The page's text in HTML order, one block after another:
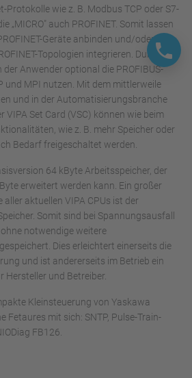
Protokolle wie z. B. Modbus TCP oder S7-
„MICRO" auch PROFINET. Somit lassen
Geräte anbinden und/oder die
Topologien integrieren. Durch ein
Anwender optional die PROFIBUS-
und MPI nutzen. Mit dem mittlerweile
und in der Automatisierungsbranche
VIPA Set Card (VSC) können wie beim
wie z. B. mehr Speicher oder
Bedarf freigeschaltet werden.
64 kByte Arbeitsspeicher, der
erweitert werden kann. Ein großer
aller aktuellen VIPA CPUs ist der
Somit sind bei Spannungsausfall
notwendige weitere
Dies erleichtert einerseits die
und ist andererseits im Betrieb ein
Hersteller und Betreiber.
Kleinsteuerung von Yaskawa
Fetaures mit sich: SNTP, Pulse-Train-
FB126.